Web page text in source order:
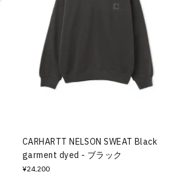
CARHARTT NELSON SWEAT Black
garment dyed - ブラック
¥24,200